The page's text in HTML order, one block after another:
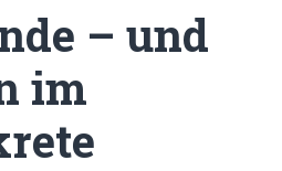
– und
im